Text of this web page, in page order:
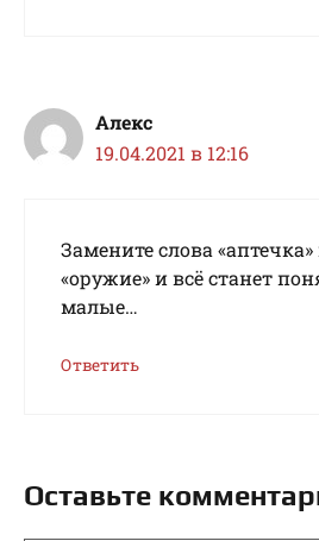
Алекс
19.04.2021 в 12:16
Замените слова
«оружие» и всё станет
малые…
Ответить
Оставьте